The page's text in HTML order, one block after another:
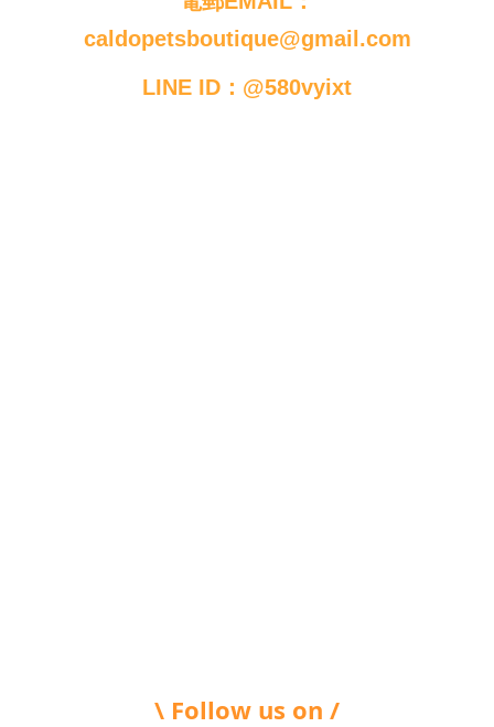
caldopetsboutique@gmail.com
LINE ID：@580vyixt
\ Follow us on /